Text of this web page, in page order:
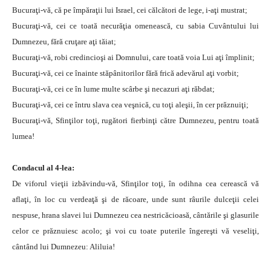
Bucuraţi-vă, că pe împăraţii lui Israel, cei călcători de lege, i-aţi mustrat;
Bucuraţi-vă, cei ce toată necurăţia omenească, cu sabia Cuvântului lui
Dumnezeu, fără cruţare aţi tăiat;
Bucuraţi-vă, robi credincioşi ai Domnului, care toată voia Lui aţi împlinit;
Bucuraţi-vă, cei ce înainte stăpânitorilor fără frică adevărul aţi vorbit;
Bucuraţi-vă, cei ce în lume multe scârbe şi necazuri aţi răbdat;
Bucuraţi-vă, cei ce întru slava cea veşnică, cu toţi aleşii, în cer prăznuiţi;
Bucuraţi-vă, Sfinţilor toţi, rugători fierbinţi către Dumnezeu, pentru toată
lumea!
Condacul al 4-lea:
De viforul vieţii izbăvindu-vă, Sfinţilor toţi, în odihna cea cerească vă
aflaţi, în loc cu verdeaţă şi de răcoare, unde sunt râurile dulceţii celei
nespuse, hrana slavei lui Dumnezeu cea nestricăcioasă, cântările şi glasurile
celor ce prăznuiesc acolo; şi voi cu toate puterile îngereşti vă veseliţi,
cântând lui Dumnezeu: Aliluia!